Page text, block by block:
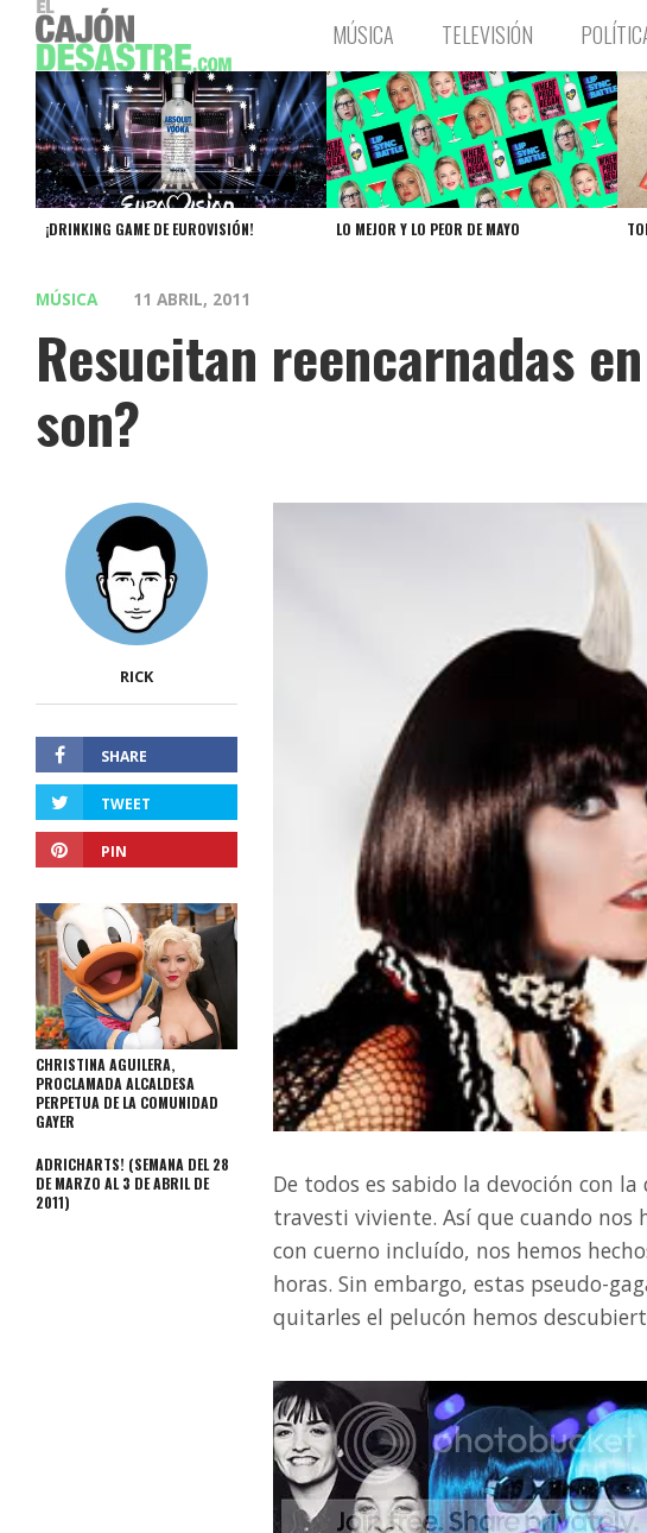
MÚSICA TELEVISIÓN
¡DRINKING GAME DE EUROVISIÓN! LO MEJOR Y LO PEOR DE MAYO
MÚSICA 11 ABRIL, 2011
Resucitan reencarnadas
son?
RICK
SHARE
TWEET
PIN
CHRISTINA AGUILERA,
PROCLAMADA ALCALDESA
PERPETUA DE LA COMUNIDAD
GAYER
ADRICHARTS! (SEMANA DEL 28
DE MARZO AL 3 DE ABRIL DE
2011)
De todos es sabido la devoción con la
travesti viviente. Así que cuando nos
con cuerno incluído, nos hemos
horas. Sin embargo, estas pseudo-
quitarles el pelucón hemos